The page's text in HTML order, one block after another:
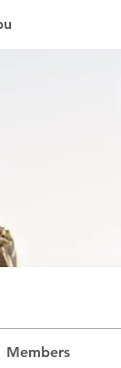
Members